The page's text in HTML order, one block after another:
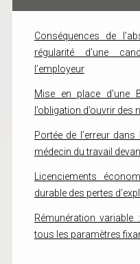
Conséquences de
régularité d’une
l’employeur
Mise en place d’une
l’obligation d’ouvrir
Portée de l’erreur dans
médecin du travail
Licenciements
durable des pertes
Rémunération
tous les paramètres